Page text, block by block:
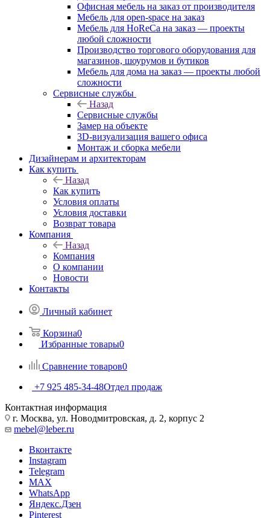
Офисная мебель на заказ от производителя
Мебель для open-space на заказ
Мебель для HoReCa на заказ — проекты
любой сложности
Производство торгового оборудования для
магазинов, шоурумов и бутиков
Мебель для дома на заказ — проекты любой
сложности
Сервисные службы
Назад
Сервисные службы
Замер на объекте
3D-визуализация вашего офиса
Монтаж и сборка мебели
Дизайнерам и архитекторам
Как купить
Назад
Как купить
Условия оплаты
Условия доставки
Возврат товара
Компания
Назад
Компания
О компании
Новости
Контакты
Личный кабинет
Корзина0
Избранные товары0
Сравнение товаров0
+7 925 485-34-48Отдел продаж
Контактная информация
г. Москва, ул. Новодмитровская, д. 2, корпус 2
mebel@leber.ru
Вконтакте
Instagram
Telegram
MAX
WhatsApp
Яндекс.Дзен
Pinterest